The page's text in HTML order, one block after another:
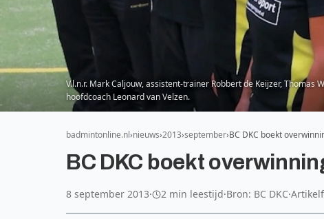
V.l.n.r. Mark Caljouw, assistent-trainer Robbert de Keijzer,
hoofdcoach Leonard van Velzen.
badmintonline.nl nieuws 2013 september BC DKC boekt
BC DKC boekt
8 september 2013· 2 min leestijd·Bron: BC DKC·